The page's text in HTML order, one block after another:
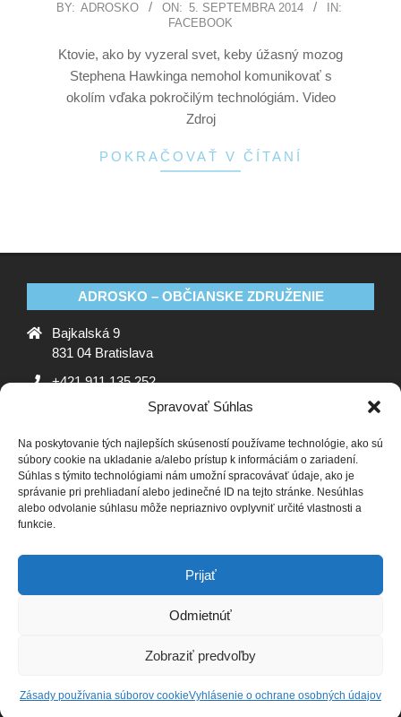
Spravovať Súhlas
Na poskytovanie tých najlepších skúseností používame technológie, ako sú
súbory cookie na ukladanie a/alebo prístup k informáciám o zariadení.
Súhlas s týmito technológiami nám umožní spracovávať údaje, ako je
správanie pri prehliadaní alebo jedinečné ID na tejto stránke. Nesúhlas
alebo odvolanie súhlasu môže nepriaznivo ovplyvniť určité vlastnosti a
funkcie.
Prijať
Odmietnúť
Zobraziť predvoľby
Zásady používania súborov cookieVyhlásenie o ochrane osobných údajov
BY: ADROSKO ON: 5. SEPTEMBRA 2014
IN:
FACEBOOK
Ktovie, ako by vyzeral svet, keby úžasný mozog
Stephena Hawkinga nemohol komunikovať s
okolím vďaka pokročilým technológiám. Video
Zdroj
POKRAČOVAŤ V ČÍTANÍ
ADROSKO – OBČIANSKE ZDRUŽENIE
Bajkalská 9
831 04 Bratislava
+421 911 135 252
ADROSKO
Stanovy OZ Ochrana osobných údajov
Zásady
používania súborov cookie (EÚ)
Vyhlásenie o ochrane
osobných údajov (EU)
SLEDUJTE NÁS
WordPress.